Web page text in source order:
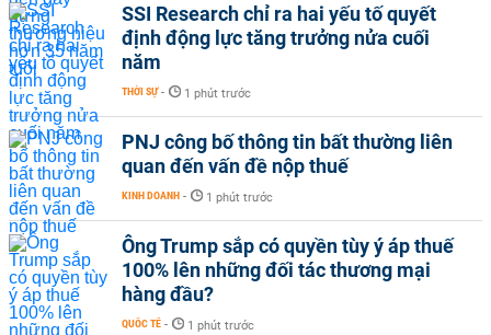
SSI Research chỉ ra hai yếu tố quyết
định động lực tăng trưởng nửa cuối
năm
THỜI SỰ - 1 phút trước
PNJ công bố thông tin bất thường liên
quan đến vấn đề nộp thuế
KINH DOANH - 1 phút trước
Ông Trump sắp có quyền tùy ý áp thuế
100% lên những đối tác thương mại
hàng đầu?
QUỐC TẾ - 1 phút trước